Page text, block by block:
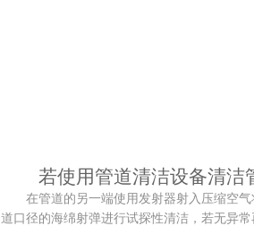
若使用管道清洁设备清洁
在管道的另一端使用发射器射入压缩空气
道口径的海绵射弹进行试探性清洁，若无异